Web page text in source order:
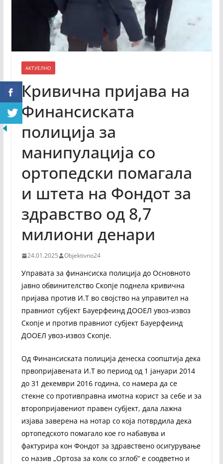
АКТУЕЛНО
Кривична пријава на
Финансиската
полиција за
манипулација со
ортопедски помагала
и штета на Фондот за
здравство од 8,7
милиони денари
24.01.2025 Objektivno24
Управата за финансиска полиција до Oсновното
јавно обвинителство Скопје поднела кривична
пријава против И.Т во својство на управител на
правниот субјект Бауерфеинд ДООЕЛ увоз-извоз
Скопје и против правниот субјект Бауерфеинд
ДООЕЛ увоз-извоз Скопје.
Од Финансиската полиција денеска соопштија дека
првопријавенaта И.Т во период од 1 јануари 2014
до 31 декември 2016 година, со намера да се
стекне со противправна имотна корист за себе и за
второпријавениот правен субјект, дала лажна
изјава заверена на нотар со која потврдила дека
ортопедското помагало кое го набавува и
фактурира кон Фондот за здравствено осигурување
со назив „Ортоза за колк со зглоб” е соодветно и